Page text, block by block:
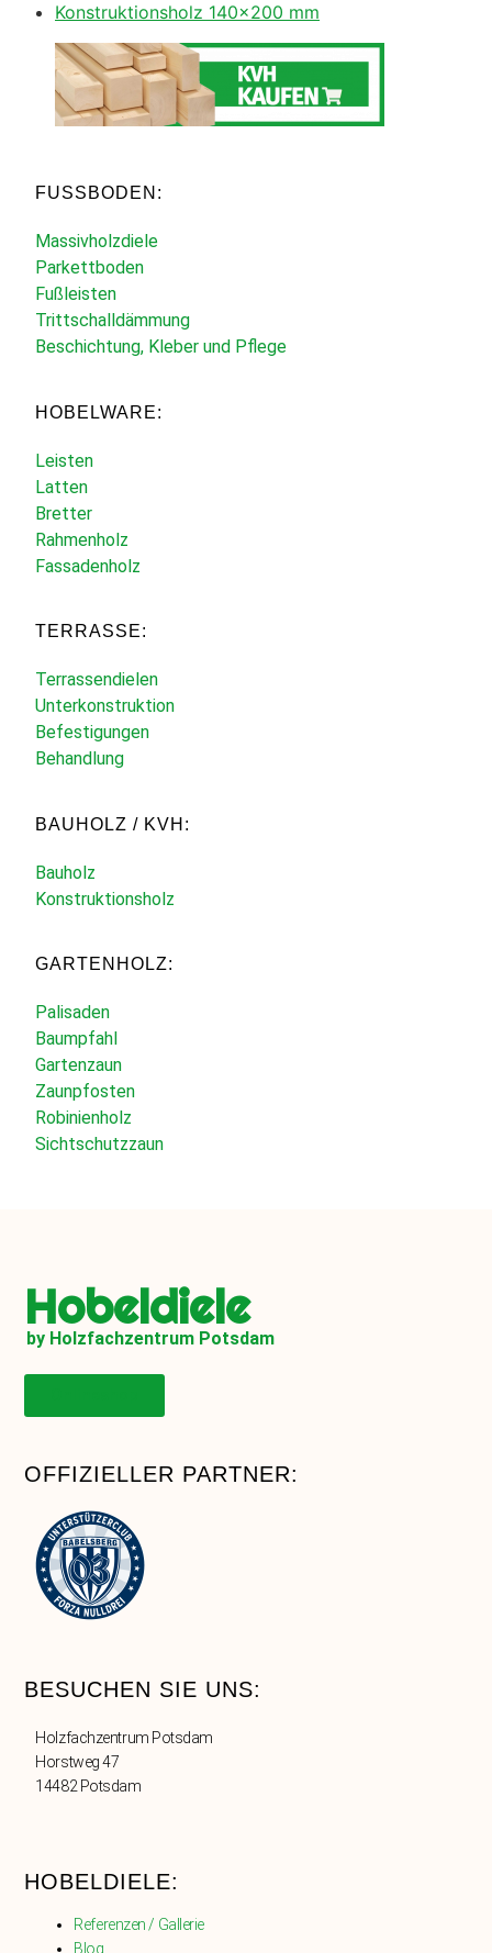
Konstruktionsholz 140×200 mm
FUSSBODEN:
Massivholzdiele
Parkettboden
Fußleisten
Trittschalldämmung
Beschichtung, Kleber und Pflege
HOBELWARE:
Leisten
Latten
Bretter
Rahmenholz
Fassadenholz
TERRASSE:
Terrassendielen
Unterkonstruktion
Befestigungen
Behandlung
BAUHOLZ / KVH:
Bauholz
Konstruktionsholz
GARTENHOLZ:
Palisaden
Baumpfahl
Gartenzaun
Zaunpfosten
Robinienholz
Sichtschutzzaun
Hobeldiele
by Holzfachzentrum Potsdam
OFFIZIELLER PARTNER:
BESUCHEN SIE UNS:
Holzfachzentrum Potsdam
Horstweg 47
14482 Potsdam
HOBELDIELE:
Referenzen / Gallerie
Blog